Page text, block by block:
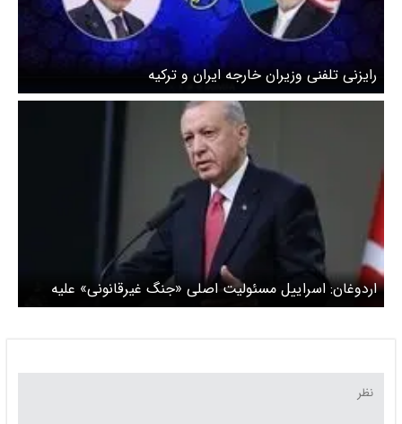
رایزنی تلفنی وزیران خارجه ایران و ترکیه
اردوغان: اسراییل مسئولیت اصلی «جنگ غیرقانونی» علیه
ایران را بر عهده دارد